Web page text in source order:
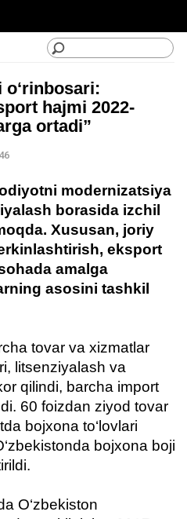
o‘rinbosari:
hajmi 2022-
ortadi”
modernizatsiya
borasida izchil
Xususan, joriy
eksport
amalga
asosini tashkil
tovar va xizmatlar
litsenziyalash va
qilindi, barcha import
60 foizdan ziyod tovar
bojxona to‘lovlari
bojxona boji
O‘zbekiston